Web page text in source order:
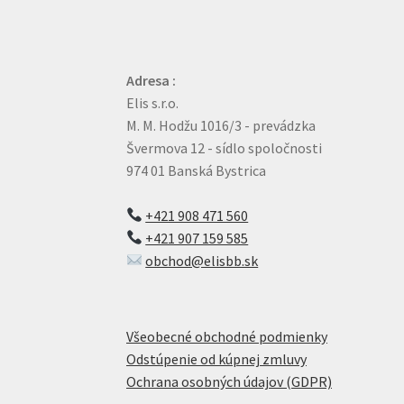
Adresa :
Elis s.r.o.
M. M. Hodžu 1016/3 - prevádzka
Švermova 12 - sídlo spoločnosti
974 01 Banská Bystrica
+421 908 471 560
+421 907 159 585
obchod@elisbb.sk
Všeobecné obchodné podmienky
Odstúpenie od kúpnej zmluvy
Ochrana osobných údajov (GDPR)